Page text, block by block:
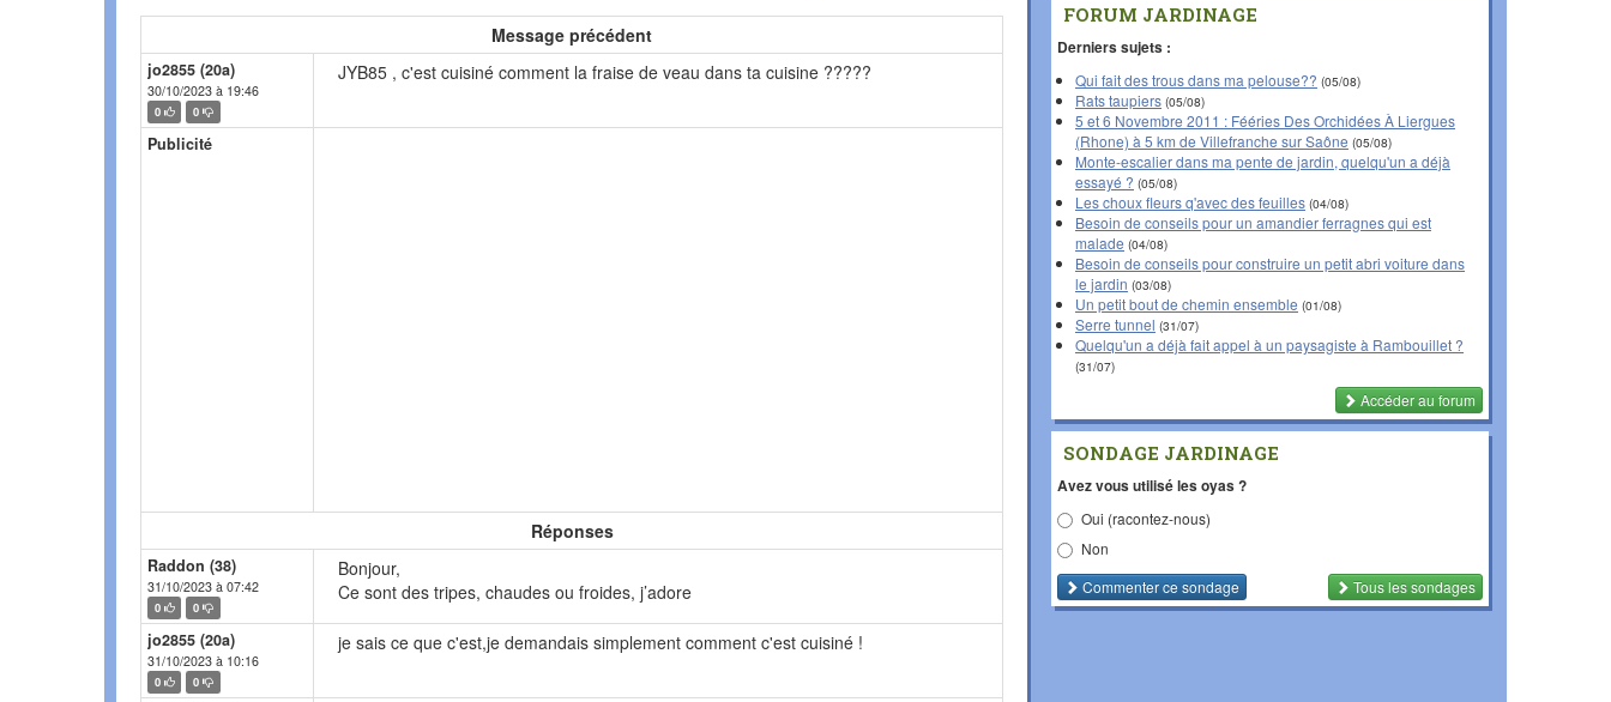
Message précédent
jo2855 (20a)
30/10/2023 à 19:46
0 0
JYB85 , c'est cuisiné comment la fraise de veau dans ta cuisine ?????
Publicité
Réponses
Raddon (38)
31/10/2023 à 07:42
0 0
Bonjour,
Ce sont des tripes, chaudes ou froides, j’adore
jo2855 (20a)
31/10/2023 à 10:16
0 0
je sais ce que c'est,je demandais simplement comment c'est cuisiné !
FORUM JARDINAGE
Derniers sujets :
Qui fait des trous dans ma pelouse?? (05/08)
Rats taupiers (05/08)
5 et 6 Novembre 2011 : Fééries Des Orchidées À Liergues
(Rhone) à 5 km de Villefranche sur Saône (05/08)
Monte-escalier dans ma pente de jardin, quelqu'un a déjà
essayé ? (05/08)
Les choux fleurs q'avec des feuilles (04/08)
Besoin de conseils pour un amandier ferragnes qui est
malade (04/08)
Besoin de conseils pour construire un petit abri voiture dans
le jardin (03/08)
Un petit bout de chemin ensemble (01/08)
Serre tunnel (31/07)
Quelqu'un a déjà fait appel à un paysagiste à Rambouillet ?
(31/07)
Accéder au forum
SONDAGE JARDINAGE
Avez vous utilisé les oyas ?
Oui (racontez-nous)
Non
Commenterce sondage Tous les sondages